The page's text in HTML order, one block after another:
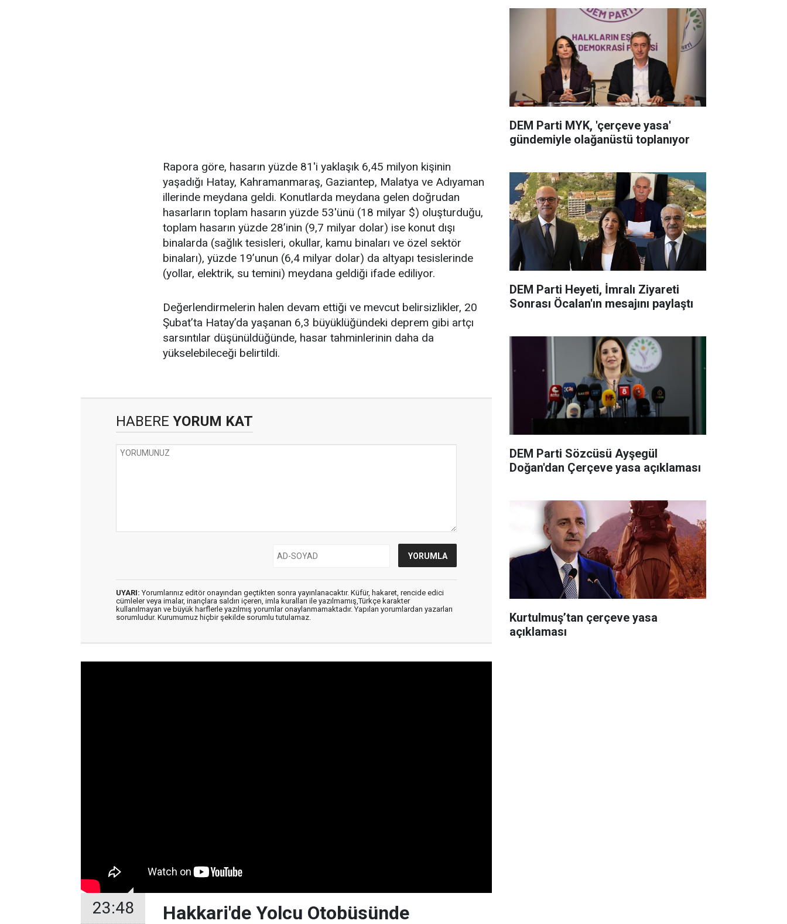
Rapora göre, hasarın yüzde 81'i yaklaşık 6,45 milyon kişinin
yaşadığı Hatay, Kahramanmaraş, Gaziantep, Malatya ve Adıyaman
illerinde meydana geldi. Konutlarda meydana gelen doğrudan
hasarların toplam hasarın yüzde 53'ünü (18 milyar $) oluşturduğu,
toplam hasarın yüzde 28’inin (9,7 milyar dolar) ise konut dışı
binalarda (sağlık tesisleri, okullar, kamu binaları ve özel sektör
binaları), yüzde 19’unun (6,4 milyar dolar) da altyapı tesislerinde
(yollar, elektrik, su temini) meydana geldiği ifade ediliyor.
Değerlendirmelerin halen devam ettiği ve mevcut belirsizlikler, 20
Şubat’ta Hatay’da yaşanan 6,3 büyüklüğündeki deprem gibi artçı
sarsıntılar düşünüldüğünde, hasar tahminlerinin daha da
yükselebileceği belirtildi.
HABERE YORUM KAT
UYARI: Yorumlarınız editör onayından geçtikten sonra yayınlanacaktır. Küfür, hakaret, rencide edici
cümleler veya imalar, inançlara saldırı içeren, imla kuralları ile yazılmamış,Türkçe karakter
kullanılmayan ve büyük harflerle yazılmış yorumlar onaylanmamaktadır. Yapılan yorumlardan yazarları
sorumludur. Kurumumuz hiçbir şekilde sorumlu tutulamaz.
23:48
Hakkari'de Yolcu Otobüsünde
DEM Parti MYK, 'çerçeve yasa'
gündemiyle olağanüstü toplanıyor
DEM Parti Heyeti, İmralı Ziyareti
Sonrası Öcalan'ın mesajını paylaştı
DEM Parti Sözcüsü Ayşegül
Doğan'dan Çerçeve yasa açıklaması
Kurtulmuş’tan çerçeve yasa
açıklaması